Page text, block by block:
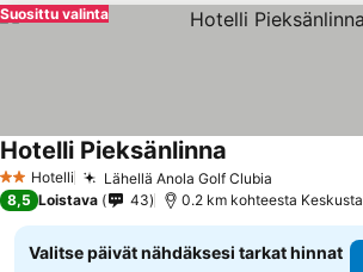
Suosittu valinta
2 Tähtiluokitus
Hotelli Lähellä Anola Golf Clubia
Hotelli Pieksänlinna
8,5 Loistava 43 0.2 km kohteesta Keskusta
Valitse päivät nähdäksesi tarkat hinnat